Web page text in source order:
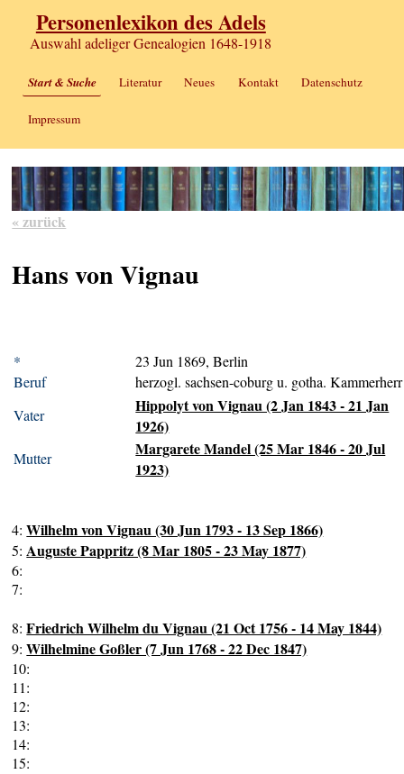
Personenlexikon des Adels
Auswahl adeliger Genealogien 1648-1918
Start & Suche Literatur Neues Kontakt Datenschutz
Impressum
« zurück
Hans von Vignau
*
23 Jun 1869, Berlin
Beruf
herzogl. sachsen-coburg u. gotha. Kammerherr
Vater
Hippolyt von Vignau (2 Jan 1843 - 21 Jan
1926)
Mutter
Margarete Mandel (25 Mar 1846 - 20 Jul
1923)
4:Wilhelm von Vignau (30 Jun 1793 - 13 Sep 1866)
5:Auguste Pappritz (8 Mar 1805 - 23 May 1877)
6:
7:
8:Friedrich Wilhelm du Vignau (21 Oct 1756 - 14 May 1844)
9:Wilhelmine Goßler (7 Jun 1768 - 22 Dec 1847)
10:
11:
12:
13:
14:
15: